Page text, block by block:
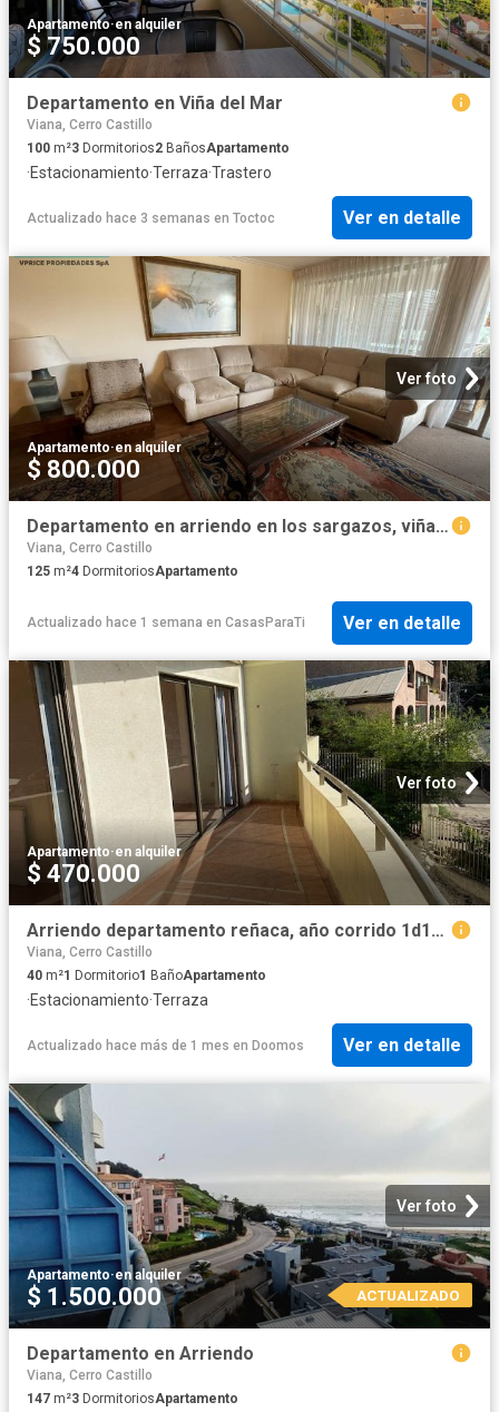
Apartamento·en alquiler
$ 750.000
Departamento en Viña del Mar
Viana, Cerro Castillo
100 m²3 Dormitorios2 BañosApartamento
·Estacionamiento·Terraza·Trastero
Actualizado hace 3 semanas en Toctoc Ver en detalle
Ver foto
Apartamento·en alquiler
$ 800.000
Departamento en arriendo en los sargazos, viña del mar
Viana, Cerro Castillo
125 m²4 DormitoriosApartamento
Actualizado hace 1 semana en CasasParaTi Ver en detalle
Ver foto
Apartamento·en alquiler
$ 470.000
Arriendo departamento reñaca, año corrido 1d1b1e
Viana, Cerro Castillo
40 m²1 Dormitorio1 BañoApartamento
·Estacionamiento·Terraza
Actualizado hace más de 1 mes en Doomos Ver en detalle
Ver foto
Apartamento·en alquiler
$ 1.500.000 ACTUALIZADO
Departamento en Arriendo
Viana, Cerro Castillo
147 m²3 DormitoriosApartamento